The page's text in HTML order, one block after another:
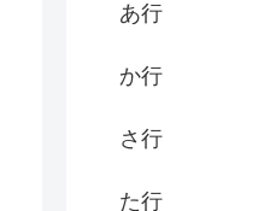
あ行
か行
さ行
た行